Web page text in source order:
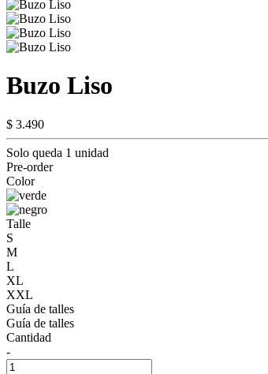
Buzo Liso
$ 3.490
Solo queda 1 unidad
Pre-order
Color
Talle
S
M
L
XL
XXL
Guía de talles
Guía de talles
Cantidad
-